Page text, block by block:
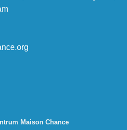
Maison Chance